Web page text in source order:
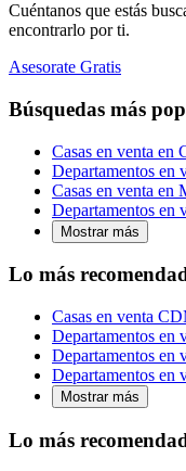
Cuéntanos que estás
encontrarlo por ti.
Asesorate Gratis
Búsquedas más
Casas en venta en
Departamentos en
Casas en venta en
Departamentos en
Mostrar más
Lo más
Casas en venta
Departamentos en
Departamentos en
Departamentos en
Mostrar más
Lo más